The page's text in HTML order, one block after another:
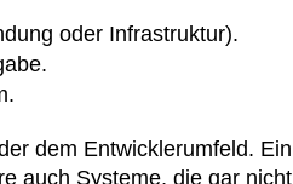
oder Infrastruktur).
dem Entwicklerumfeld.
auch Systeme, die gar